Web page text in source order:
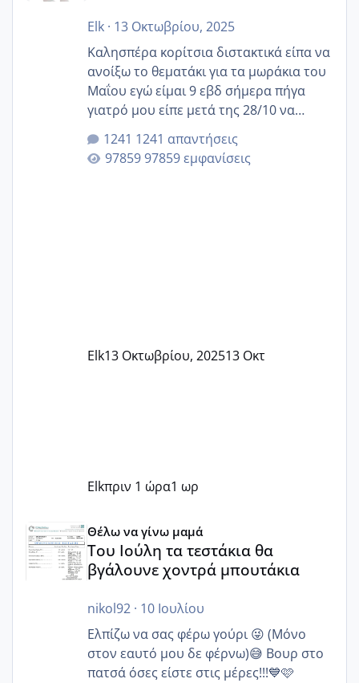
Elk· 13 Οκτωβρίου, 2025
Καλησπέρα κορίτσια διστακτικά είπα να
ανοίξω το θεματάκι για τα μωράκια του
Μαΐου εγώ είμαι 9 εβδ σήμερα πήγα
γιατρό μου είπε μετά της 28/10 να
κλείσω ραντεβού για την αυχενική είναι
καμιά άλλη κοπέλα να γεννάει Μάιο ;;
1241 απαντήσεις
97859 εμφανίσεις
Elk13 Οκτωβρίου, 202513 Οκτ
Elkπριν 1 ώρα1 ωρ
Θέλω να γίνω μαμά
Του Ιούλη τα τεστάκια θα
βγάλουνε χοντρά μπουτάκια
nikol92· 10 Ιουλίου
Ελπίζω να σας φέρω γούρι 😜 (Μόνο
στον εαυτό μου δε φέρνω)😅 Βουρ στο
πατσά όσες είστε στις μέρες!!!💙🩷